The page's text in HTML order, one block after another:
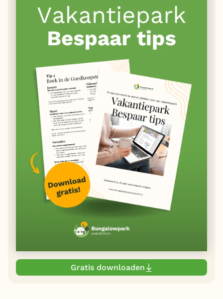
Gratis downloaden